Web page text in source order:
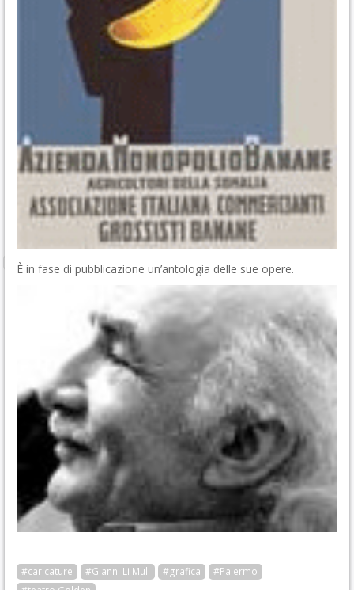
È in fase di pubblicazione un’antologia delle sue opere.
#caricature #Gianni Li Muli #grafica
#Palermo